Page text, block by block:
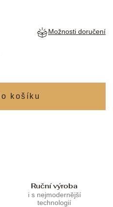
Možnosti doručení
Ruční výroba
i s nejmodernější
technologií